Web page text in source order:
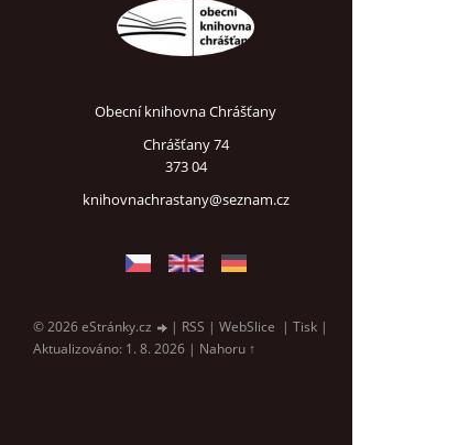
Obecní knihovna Chrášťany
Chrášťany 74
373 04
knihovnachrastany@seznam.cz
© 2026 eStránky.cz | RSS | WebSlice | Tisk |
Aktualizováno: 1. 8. 2026 | Nahoru ↑